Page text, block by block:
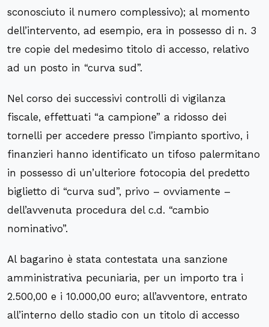
sconosciuto il numero complessivo); al momento
dell’intervento, ad esempio, era in possesso di n. 3
tre copie del medesimo titolo di accesso, relativo
ad un posto in “curva sud”.
Nel corso dei successivi controlli di vigilanza
fiscale, effettuati “a campione” a ridosso dei
tornelli per accedere presso l’impianto sportivo, i
finanzieri hanno identificato un tifoso palermitano
in possesso di un’ulteriore fotocopia del predetto
biglietto di “curva sud”, privo – ovviamente –
dell’avvenuta procedura del c.d. “cambio
nominativo”.
Al bagarino è stata contestata una sanzione
amministrativa pecuniaria, per un importo tra i
2.500,00 e i 10.000,00 euro; all’avventore, entrato
all’interno dello stadio con un titolo di accesso